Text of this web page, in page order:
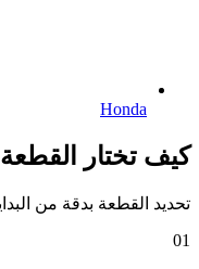
Honda
كيف تختار
تحديد القطعة بدقة من
01